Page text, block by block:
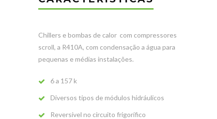
Chillers e bombas de calor com compressores
scroll, a R410A, com condensação a água para
pequenas e médias instalações.
6 a 157 k
Diversos tipos de módulos hidráulicos
Reversível no circuito frigorífico